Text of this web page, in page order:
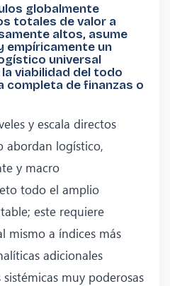
globalmente
totales de valor a
altos, asume
empíricamente un
universal
viabilidad del todo
completa de finanzas o
y escala directos
abordan logístico,
y macro
todo el amplio
este requiere
mismo a índices más
adicionales
muy poderosas